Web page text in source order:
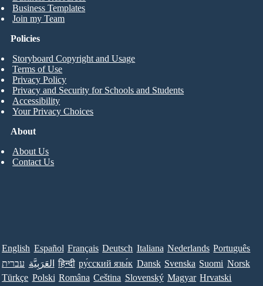
Business Templates
Join my Team
About
About Us
Contact Us
Policies
Storyboard Copyright and Usage
Terms of Use
Privacy Policy
Privacy and Security for Schools and Students
Accessibility
Your Privacy Choices
English Español Français Deutsch Italiana Nederlands Português
עברית العَرَبِيَّة हिन्दी ру́сский язы́к Dansk Svenska Suomi Norsk
Türkçe Polski Româna Ceština Slovenský Magyar Hrvatski